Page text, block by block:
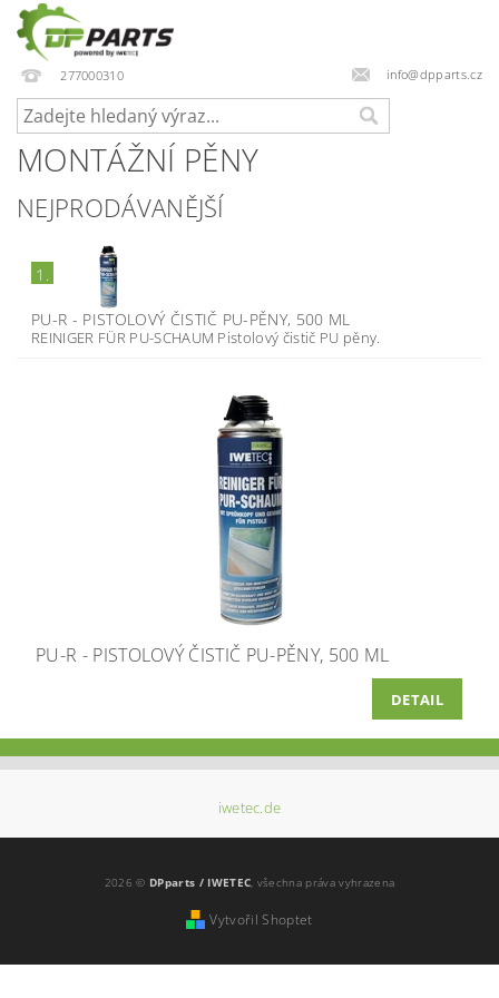
277000310 info@dpparts.cz
MONTÁŽNÍ PĚNY
NEJPRODÁVANĚJŠÍ
1.
PU-R - PISTOLOVÝ ČISTIČ PU-PĚNY, 500 ML
REINIGER FÜR PU-SCHAUM Pistolový čistič PU pěny.
PU-R - PISTOLOVÝ ČISTIČ PU-PĚNY, 500 ML
DETAIL
iwetec.de
2026 © DPparts / IWETEC, všechna práva vyhrazena
Vytvořil Shoptet